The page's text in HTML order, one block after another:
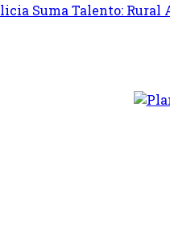
Suma Talento: Rural